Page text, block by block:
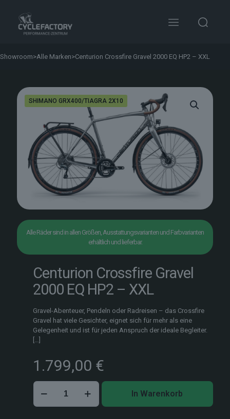
Showroom>Alle Marken>Centurion Crossfire Gravel 2000 EQ HP2 – XXL
SHIMANO GRX400/TIAGRA 2X10
Alle Räder sind in allen Größen, Ausstattungsvarianten und Farbvarianten
erhältlich und lieferbar.
Centurion Crossfire Gravel
2000 EQ HP2 – XXL
Gravel-Abenteuer, Pendeln oder Radreisen – das Crossfire
Gravel hat viele Gesichter, eignet sich für mehr als eine
Gelegenheit und ist für jeden Anspruch der ideale Begleiter.
1.799,00 €
Centurion
Crossfire
Gravel
In Warenkorb